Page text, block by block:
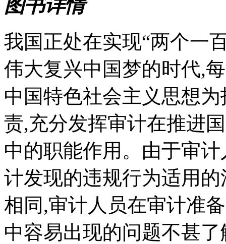
图书详情
我国正处在实现“两个一
伟大复兴中国梦的时代,
中国特色社会主义思想
责,充分发挥审计在推进
中的职能作用。由于审
计发现的违规行为适用
相同,审计人员在审计准
中容易出现的问题不甚